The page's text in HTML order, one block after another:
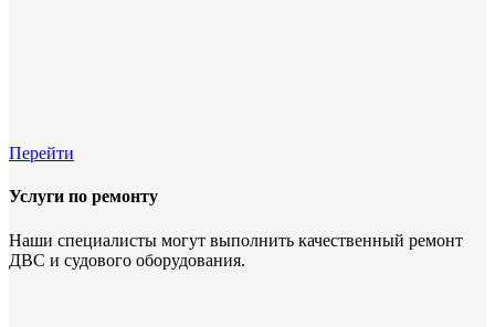
Перейти
Услуги по ремонту
Наши специалисты могут выполнить качественный ремонт
ДВС и судового оборудования.